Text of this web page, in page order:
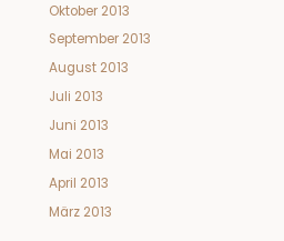
Oktober 2013
September 2013
August 2013
Juli 2013
Juni 2013
Mai 2013
April 2013
März 2013